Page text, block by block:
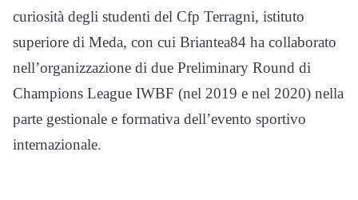
curiosità degli studenti del Cfp Terragni, istituto
superiore di Meda, con cui Briantea84 ha collaborato
nell’organizzazione di due Preliminary Round di
Champions League IWBF (nel 2019 e nel 2020) nella
parte gestionale e formativa dell’evento sportivo
internazionale.